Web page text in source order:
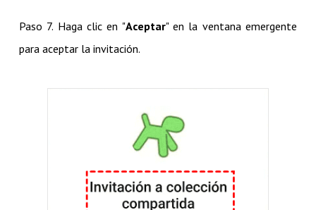
Paso 7. Haga clic en "Aceptar" en la ventana emergente
para aceptar la invitación.